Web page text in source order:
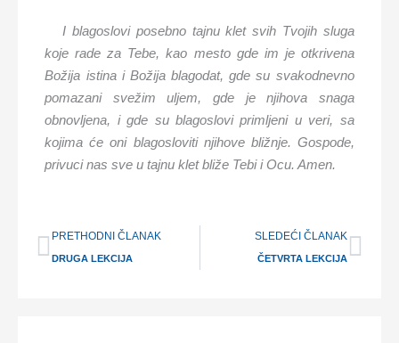
I blagoslovi posebno tajnu klet svih Tvojih sluga
koje rade za Tebe, kao mesto gde im je otkrivena
Božija istina i Božija blagodat, gde su svakodnevno
pomazani svežim uljem, gde je njihova snaga
obnovljena, i gde su blagoslovi primljeni u veri, sa
kojima će oni blagosloviti njihove bližnje. Gospode,
privuci nas sve u tajnu klet bliže Tebi i Ocu. Amen.
Prev
PRETHODNI ČLANAK
DRUGA LEKCIJA
SLEDEĆI ČLANAK
ČETVRTA LEKCIJA